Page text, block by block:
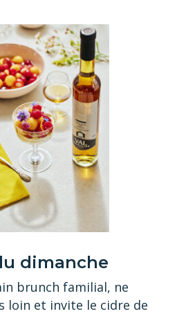
dimanche
brunch familial, ne
loin et invite le cidre de